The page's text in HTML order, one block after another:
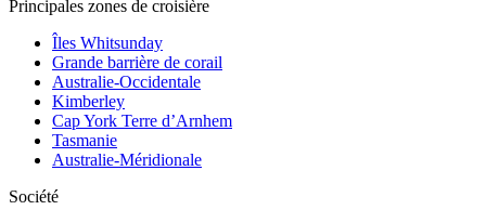
Principales zones de croisière
Îles Whitsunday
Grande barrière de corail
Australie-Occidentale
Kimberley
Cap York Terre d’Arnhem
Tasmanie
Australie-Méridionale
Société